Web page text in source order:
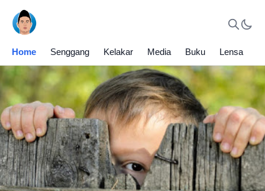
Home Senggang Kelakar Media Buku Lensa